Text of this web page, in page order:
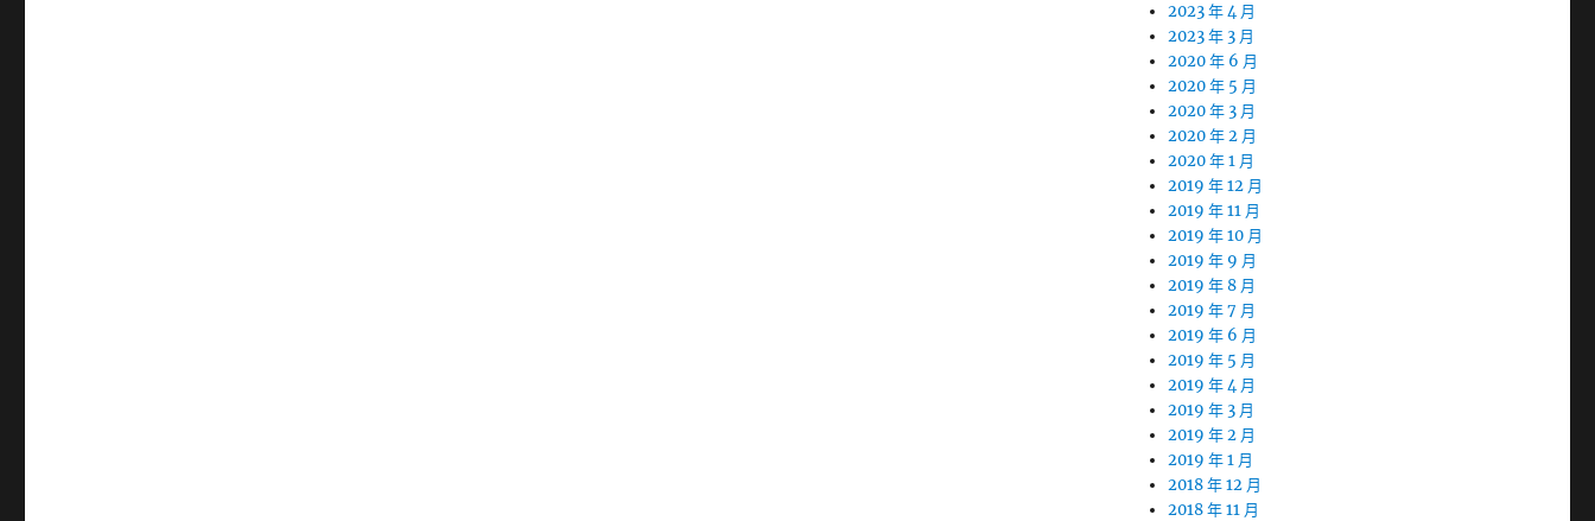
2023 年 4 月
2023 年 3 月
2020 年 6 月
2020 年 5 月
2020 年 3 月
2020 年 2 月
2020 年 1 月
2019 年 12 月
2019 年 11 月
2019 年 10 月
2019 年 9 月
2019 年 8 月
2019 年 7 月
2019 年 6 月
2019 年 5 月
2019 年 4 月
2019 年 3 月
2019 年 2 月
2019 年 1 月
2018 年 12 月
2018 年 11 月